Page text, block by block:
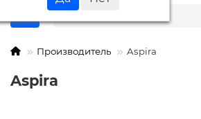
Производитель Aspira
Aspira